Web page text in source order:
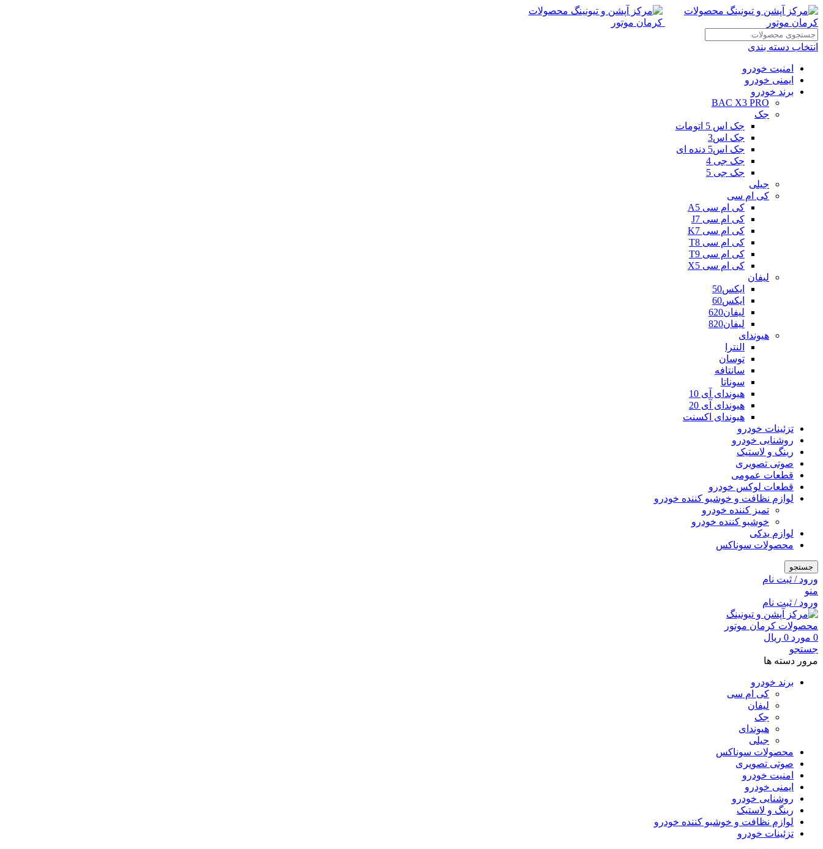
انتخاب دسته بندی
امنیت خودرو
ایمنی خودرو
برند خودرو
BAC X3 PRO
جک
جک اس 5 اتومات
جک اس3
جک اس5 دنده ای
جک جی 4
جک جی 5
جیلی
کی ام سی
کی ام سی A5
کی ام سی J7
کی ام سی K7
کی ام سی T8
کی ام سی T9
کی ام سی X5
لیفان
ایکس50
ایکس60
لیفان620
لیفان820
هیوندای
النترا
توسان
سانتافه
سوناتا
هیوندای آی 10
هیوندای آی 20
هیوندای اکسنت
تزئینات خودرو
روشنایی خودرو
رینگ و لاستیک
صوتی تصویری
قطعات عمومی
قطعات لوکس خودرو
لوازم نظافت و خوشبو کننده خودرو
تمیز کننده خودرو
خوشبو کننده خودرو
لوازم یدکی
محصولات سوناکس
جستجو
ورود / ثبت نام
منو
ورود / ثبت نام
0 مورد 0 ریال
جستجو
مرور دسته ها
برند خودرو
کی ام سی
لیفان
جک
هیوندای
جیلی
محصولات سوناکس
صوتی تصویری
امنیت خودرو
ایمنی خودرو
روشنایی خودرو
رینگ و لاستیک
لوازم نظافت و خوشبو کننده خودرو
تزئینات خودرو